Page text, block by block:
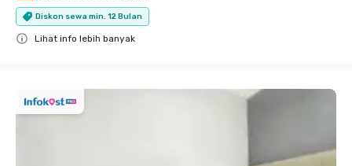
Diskon sewa min. 12 Bulan
Lihat info lebih banyak